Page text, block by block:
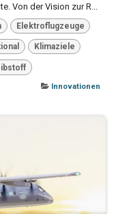
Von der Vision zur R...
Elektroflugzeuge
Klimaziele
Innovationen